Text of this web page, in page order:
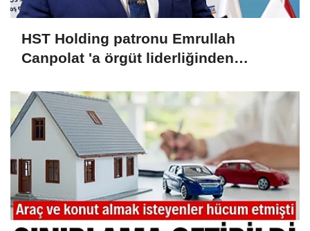
HST Holding patronu Emrullah
Canpolat 'a örgüt liderliğinden
malvarlığına el konuldu